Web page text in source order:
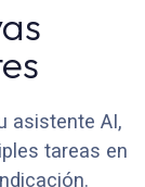
asistente AI,
tareas en